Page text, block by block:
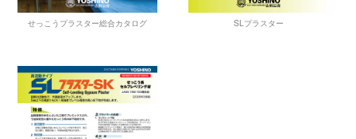
せっこうプラスター総合カタログ SLプラスター